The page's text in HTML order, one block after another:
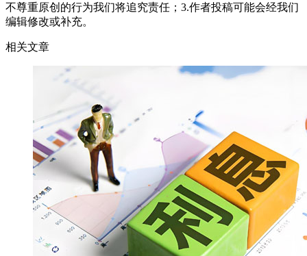
不尊重原创的行为我们将追究责任；3.作者投稿可能会经我们
编辑修改或补充。
相关文章